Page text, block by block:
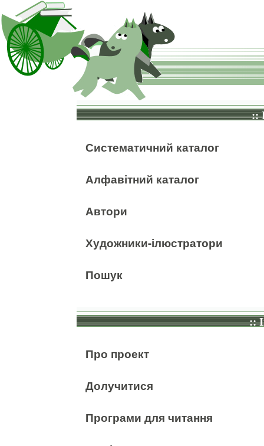
::
Систематичний каталог
Алфавітний каталог
Автори
Художники-ілюстратори
Пошук
::
Про проект
Долучитися
Програми для читання